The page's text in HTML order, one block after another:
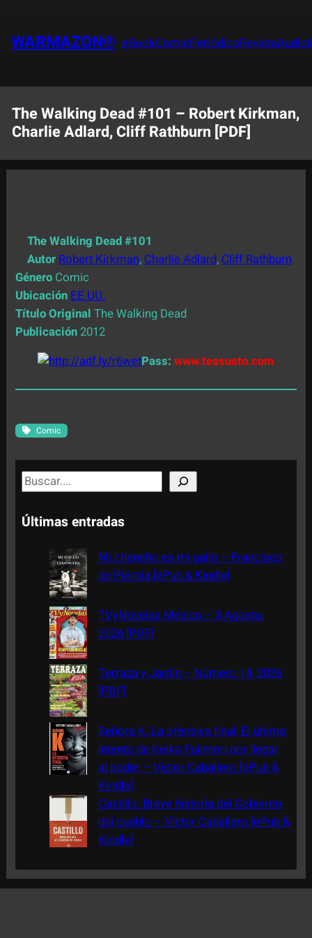
contenido
WARMAZON® eBookComicPeriódicoRevista
The Walking Dead #101 – Robert Kirkman,
Charlie Adlard, Cliff Rathburn [PDF]
The Walking Dead #101
Autor Robert Kirkman, Charlie Adlard, Cliff Rathburn
Género Comic
Ubicación EE.UU.
Título OriginalThe Walking Dead
Publicación 2012
Pass: www.teasusto.com
Comic
S
e
a
Últimas entradas
Mi chancho es mi gallo – Francisco
de Piérola [ePub & Kindle]
TVyNovelas México – 3 Agosto,
2026 [PDF]
Terraza y Jardín – Número 14, 2026
[PDF]
Señora K. La ofensiva final, El último
intento de Keiko Fujimori por llegar
al poder – Víctor Caballero [ePub &
Kindle]
Castillo: Breve historia del Gobierno
del pueblo – Víctor Caballero [ePub &
Kindle]